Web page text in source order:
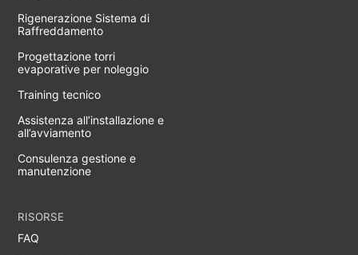
Rigenerazione Sistema di
Raffreddamento
Progettazione torri
evaporative per noleggio
Training tecnico
Assistenza all’installazione e
all’avviamento
Consulenza gestione e
manutenzione
RISORSE
FAQ